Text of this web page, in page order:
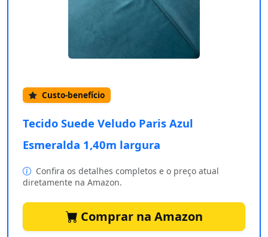
Custo-benefício
Tecido Suede Veludo Paris Azul
Esmeralda 1,40m largura
Confira os detalhes completos e o preço atual
diretamente na Amazon.
Comprar na Amazon